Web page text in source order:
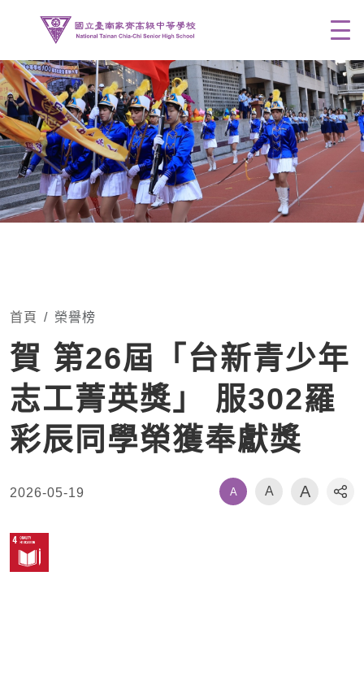
首頁 榮譽榜
賀 第26屆「台新青少年
志工菁英獎」 服302羅
彩辰同學榮獲奉獻獎
2026-05-19 A A A
社